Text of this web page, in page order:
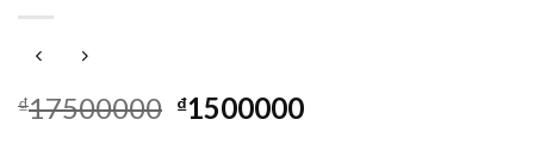
₫17500000 Giá
₫1500000Giá